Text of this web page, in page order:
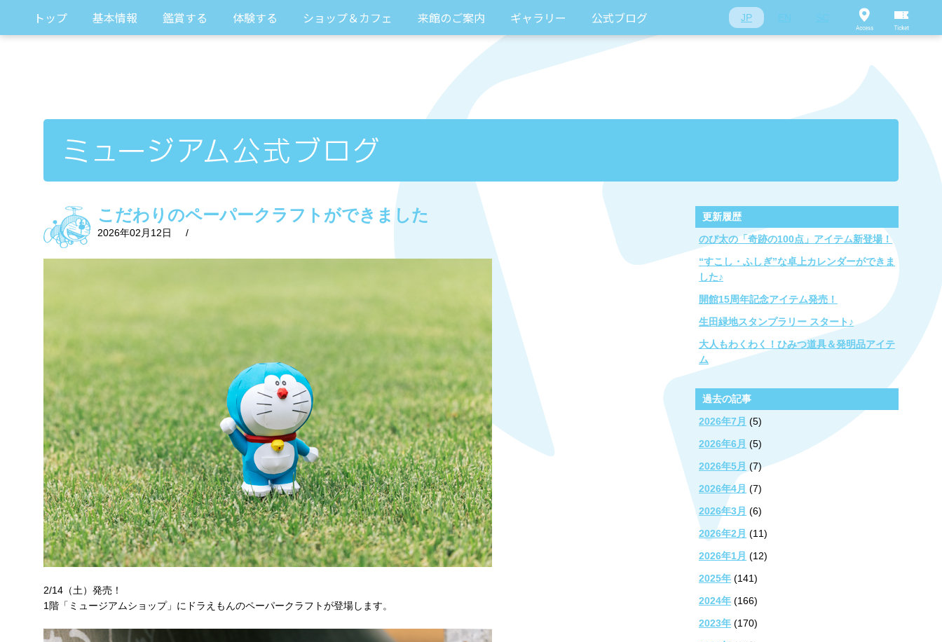
トップ 基本情報 鑑賞する 体験する ショップ＆カフェ 来館のご案内 ギャラリー 公式ブログ JP
こだわりのペーパークラフトができました
2026年02月12日 /
2/14（土）発売！
1階「ミュージアムショップ」にドラえもんのペーパークラフトが登場します。
更新履歴
のび太の「奇跡の100点」アイテム新登場！
“すこし・ふしぎ”な卓上カレンダーができま
した♪
開館15周年記念アイテム発売！
生田緑地スタンプラリー スタート♪
大人もわくわく！ひみつ道具＆発明品アイテ
ム
過去の記事
2026年7月 (5)
2026年6月 (5)
2026年5月 (7)
2026年4月 (7)
2026年3月 (6)
2026年2月 (11)
2026年1月 (12)
2025年 (141)
2024年 (166)
2023年 (170)